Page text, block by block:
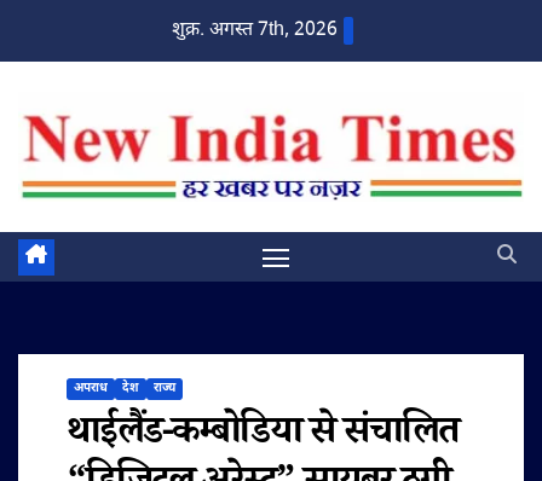
शुक्र. अगस्त 7th, 2026
अपराध देश राज्य
थाईलैंड-कम्बोडिया से संचालित